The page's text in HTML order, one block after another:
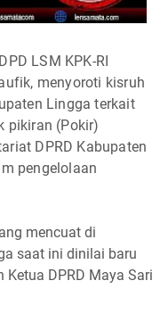
LSM KPK-RI
menyoroti kisruh
Lingga terkait
pikiran (Pokir)
DPRD Kabupaten
pengelolaan
mencuat di
saat ini dinilai baru
DPRD Maya Sari